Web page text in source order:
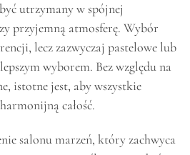
utrzymany w spójnej
przyjemną atmosferę. Wybór
lecz zazwyczaj pastelowe lub
wyborem. Bez względu na
istotne jest, aby wszystkie
całość.
salonu marzeń, który zachwyca